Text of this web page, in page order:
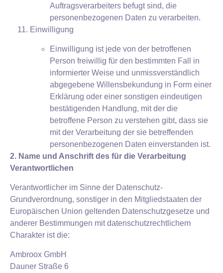
Auftragsverarbeiters befugt sind, die
personenbezogenen Daten zu verarbeiten.
Einwilligung
Einwilligung ist jede von der betroffenen
Person freiwillig für den bestimmten Fall in
informierter Weise und unmissverständlich
abgegebene Willensbekundung in Form einer
Erklärung oder einer sonstigen eindeutigen
bestätigenden Handlung, mit der die
betroffene Person zu verstehen gibt, dass sie
mit der Verarbeitung der sie betreffenden
personenbezogenen Daten einverstanden ist.
2. Name und Anschrift des für die Verarbeitung
Verantwortlichen
Verantwortlicher im Sinne der Datenschutz-
Grundverordnung, sonstiger in den Mitgliedstaaten der
Europäischen Union geltenden Datenschutzgesetze und
anderer Bestimmungen mit datenschutzrechtlichem
Charakter ist die:
Ambroox GmbH
Dauner Straße 6